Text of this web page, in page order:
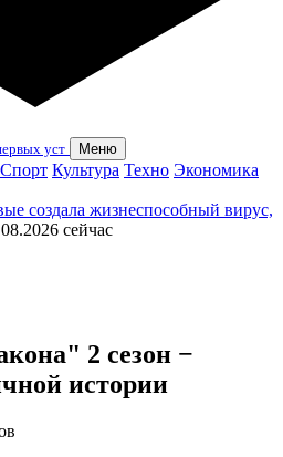
уст Меню
Спорт Культура Техно Экономика
создала жизнеспособный вирус,
сейчас
2 сезон −
истории